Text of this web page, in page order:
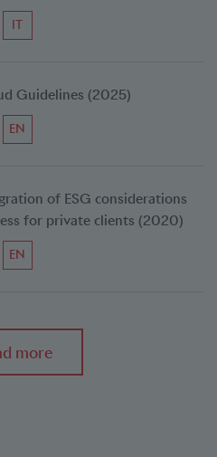
IT
Guidelines (2025)
EN
of ESG considerations
for private clients (2020)
EN
more